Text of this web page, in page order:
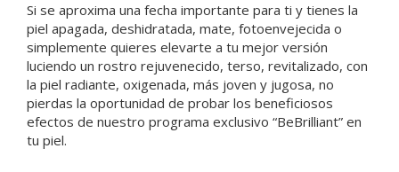
Si se aproxima una fecha importante para ti y tienes la
piel apagada, deshidratada, mate, fotoenvejecida o
simplemente quieres elevarte a tu mejor versión
luciendo un rostro rejuvenecido, terso, revitalizado, con
la piel radiante, oxigenada, más joven y jugosa, no
pierdas la oportunidad de probar los beneficiosos
efectos de nuestro programa exclusivo “BeBrilliant” en
tu piel.